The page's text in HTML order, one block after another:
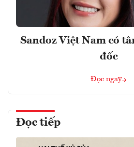
Sandoz Việt Nam có
đốc
Đọc ngay
Đọc tiếp